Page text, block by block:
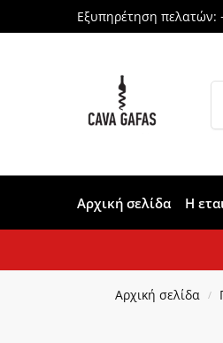
Εξυπηρέτηση πελατών:
Αρχική σελίδα Η
Αρχική σελίδα /